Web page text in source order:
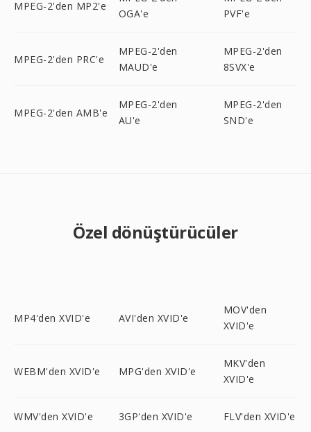
MPEG-2'den MP2'e
OGA'e
PVF'e
MPEG-2'den PRC'e
MPEG-2'den
MAUD'e
MPEG-2'den
8SVX'e
MPEG-2'den AMB'e
MPEG-2'den
AU'e
MPEG-2'den
SND'e
Özel dönüştürücüler
MP4'den XVID'e AVI'den XVID'e
MOV'den
XVID'e
WEBM'den XVID'e MPG'den XVID'e
MKV'den
XVID'e
WMV'den XVID'e 3GP'den XVID'e FLV'den XVID'e